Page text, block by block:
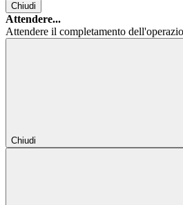
Chiudi
Attendere...
Attendere il completamento
Chiudi